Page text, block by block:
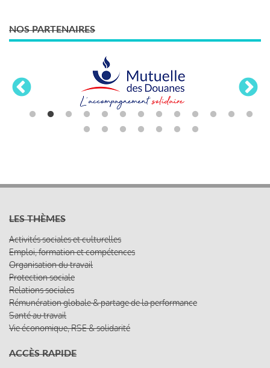
NOS PARTENAIRES
LES THÈMES
Activités sociales et culturelles
Emploi, formation et compétences
Organisation du travail
Protection sociale
Relations sociales
Rémunération globale & partage de la performance
Santé au travail
Vie économique, RSE & solidarité
ACCÈS RAPIDE